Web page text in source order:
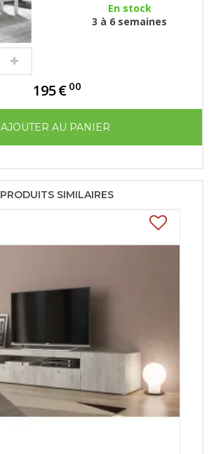
En stock
3 à 6 semaines
195€ 00
AJOUTER AU PANIER
PRODUITS SIMILAIRES